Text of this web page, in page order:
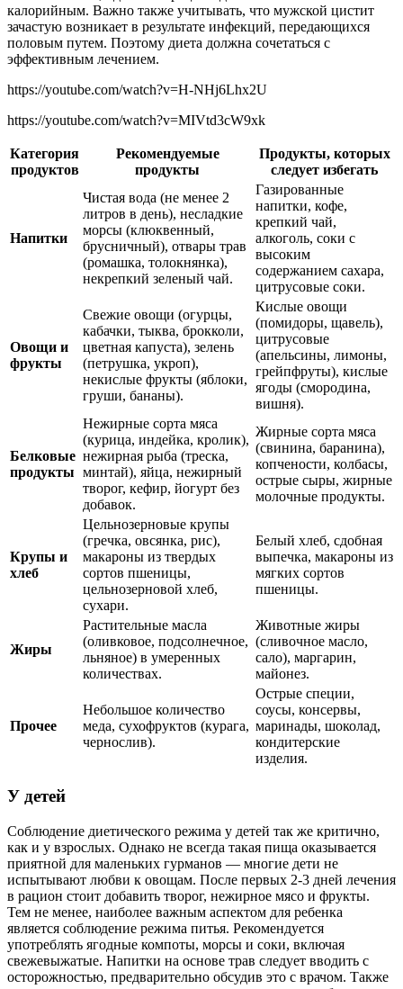
калорийным. Важно также учитывать, что мужской цистит
зачастую возникает в результате инфекций, передающихся
половым путем. Поэтому диета должна сочетаться с
эффективным лечением.
https://youtube.com/watch?v=H-NHj6Lhx2U
https://youtube.com/watch?v=MIVtd3cW9xk
Категория
продуктов
Рекомендуемые
продукты
Продукты, которых
следует избегать
Напитки
Чистая вода (не менее 2
литров в день), несладкие
морсы (клюквенный,
брусничный), отвары трав
(ромашка, толокнянка),
некрепкий зеленый чай.
Газированные
напитки, кофе,
крепкий чай,
алкоголь, соки с
высоким
содержанием сахара,
цитрусовые соки.
Овощи и
фрукты
Свежие овощи (огурцы,
кабачки, тыква, брокколи,
цветная капуста), зелень
(петрушка, укроп),
некислые фрукты (яблоки,
груши, бананы).
Кислые овощи
(помидоры, щавель),
цитрусовые
(апельсины, лимоны,
грейпфруты), кислые
ягоды (смородина,
вишня).
Белковые
продукты
Нежирные сорта мяса
(курица, индейка, кролик),
нежирная рыба (треска,
минтай), яйца, нежирный
творог, кефир, йогурт без
добавок.
Жирные сорта мяса
(свинина, баранина),
копчености, колбасы,
острые сыры, жирные
молочные продукты.
Крупы и
хлеб
Цельнозерновые крупы
(гречка, овсянка, рис),
макароны из твердых
сортов пшеницы,
цельнозерновой хлеб,
сухари.
Белый хлеб, сдобная
выпечка, макароны из
мягких сортов
пшеницы.
Жиры
Растительные масла
(оливковое, подсолнечное,
льняное) в умеренных
количествах.
Животные жиры
(сливочное масло,
сало), маргарин,
майонез.
Прочее
Небольшое количество
меда, сухофруктов (курага,
чернослив).
Острые специи,
соусы, консервы,
маринады, шоколад,
кондитерские
изделия.
У детей
Соблюдение диетического режима у детей так же критично,
как и у взрослых. Однако не всегда такая пища оказывается
приятной для маленьких гурманов — многие дети не
испытывают любви к овощам. После первых 2-3 дней лечения
в рацион стоит добавить творог, нежирное мясо и фрукты.
Тем не менее, наиболее важным аспектом для ребенка
является соблюдение режима питья. Рекомендуется
употреблять ягодные компоты, морсы и соки, включая
свежевыжатые. Напитки на основе трав следует вводить с
осторожностью, предварительно обсудив это с врачом. Также